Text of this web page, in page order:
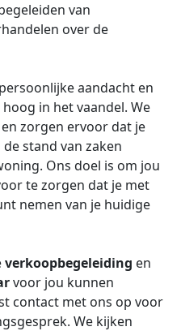
van
over de
aandacht en
in het vaandel. We
zorgen ervoor dat je
stand van zaken
Ons doel is om jou
te zorgen dat je met
nemen van je huidige
verkoopbegeleiding en
voor jou kunnen
contact met ons op voor
We kijken